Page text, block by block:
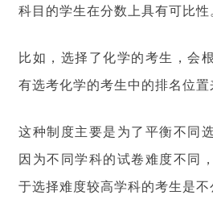
科目的学生在分数上具有可比性
比如，选择了化学的考生，会
有选考化学的考生中的排名位置
这种制度主要是为了平衡不同
因为不同学科的试卷难度不同
于选择难度较高学科的考生是不